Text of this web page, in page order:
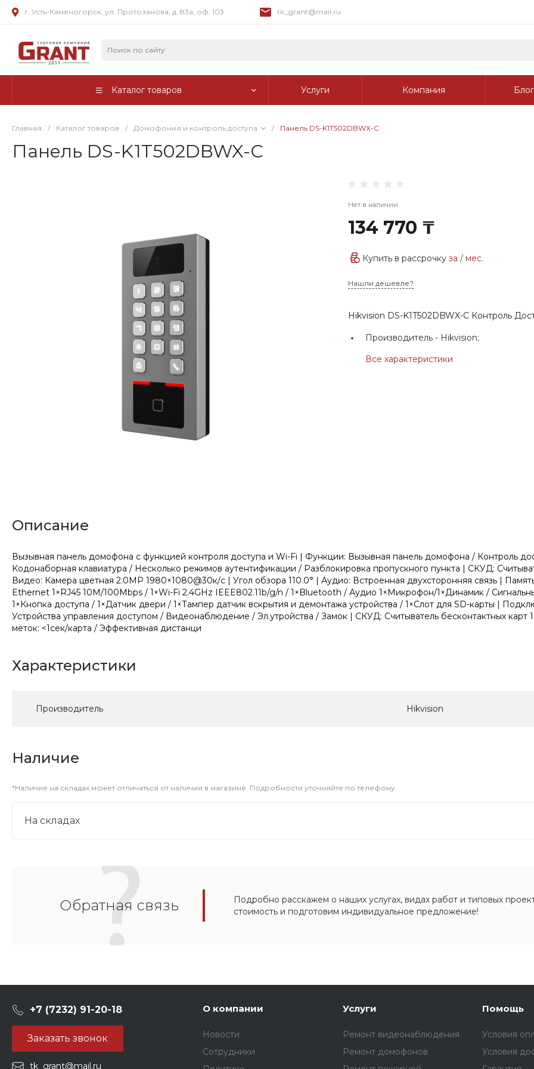
г. Усть-Каменогорск, ул. Протозанова, д. 83а, оф. 103 tk_grant@mail.ru
Каталог товаров Услуги Компания Блог
Главная / Каталог товаров / Домофония и контроль доступа / Панель DS-K1T502DBWX-C
Панель DS-K1T502DBWX-C
Нет в наличии
134 770 ₸
Купить в рассрочкуза/ мес.
Нашли дешевле?
Hikvision DS-K1T502DBWX-C Контроль
Производитель - Hikvision;
Все характеристики
Описание
Вызывная панель домофона с функцией контроля доступа и Wi-Fi | Функции: Вызывная панель домофона / Контроль
Кодонаборная клавиатура / Несколько режимов аутентификации / Разблокировка пропускного пункта | СКУД:
Видео: Камера цветная 2.0МР 1980×1080@30к/с | Угол обзора 110.0° | Аудио: Встроенная двухсторонняя связь |
Ethernet 1×RJ45 10M/100Mbps / 1×Wi-Fi 2.4GHz IEEE802.11b/g/n / 1×Bluetooth / Аудио 1×Микрофон/1×Динамик /
1×Кнопка доступа / 1×Датчик двери / 1×Тампер датчик вскрытия и демонтажа устройства / 1×Слот для SD-карты |
Устройства управления доступом / Видеонаблюдение / Эл.утройства / Замок | СКУД: Считыватель бесконтактных карт
меток: <1сек/карта / Эффективная дистанци
Характеристики
Производитель Hikvision
Наличие
*Наличие на складах может отличаться от наличия в магазине. Подробности уточняйте по телефону.
На складах
Обратная связь
Подробно расскажем о наших услугах, видах работ и типовых
стоимость и подготовим индивидуальное предложение!
+7 (7232) 91-20-18
Заказать звонок
tk_grant@mail.ru
О компании
Новости
Сотрудники
Услуги
Ремонт видеонаблюдения
Ремонт домофонов
Помощь
Условия
Условия